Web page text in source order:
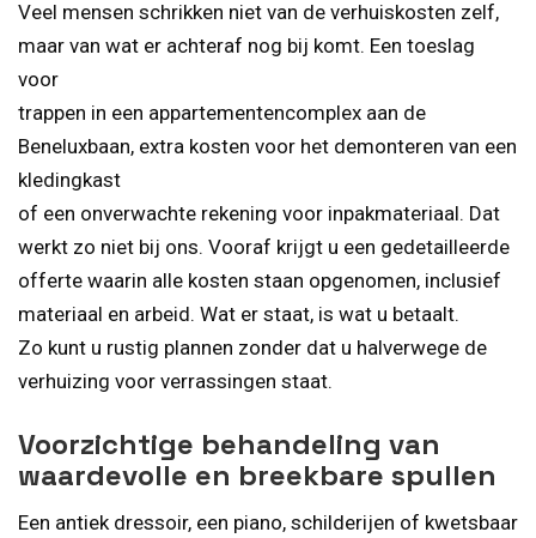
Veel mensen schrikken niet van de verhuiskosten zelf,
maar van wat er achteraf nog bij komt. Een toeslag
voor
trappen in een appartementencomplex aan de
Beneluxbaan, extra kosten voor het demonteren van een
kledingkast
of een onverwachte rekening voor inpakmateriaal. Dat
werkt zo niet bij ons. Vooraf krijgt u een gedetailleerde
offerte waarin alle kosten staan opgenomen, inclusief
materiaal en arbeid. Wat er staat, is wat u betaalt.
Zo kunt u rustig plannen zonder dat u halverwege de
verhuizing voor verrassingen staat.
Voorzichtige behandeling van
waardevolle en breekbare spullen
Een antiek dressoir, een piano, schilderijen of kwetsbaar